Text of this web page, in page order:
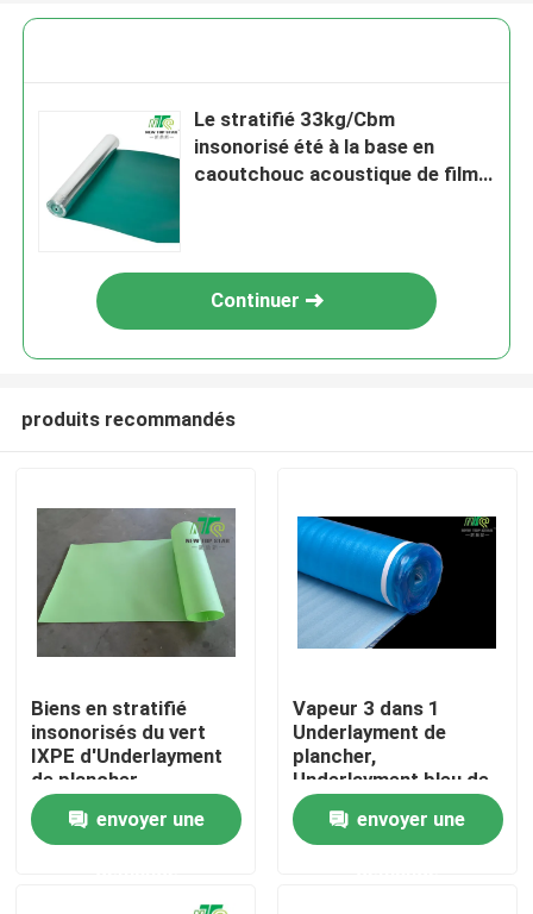
Aperçu
Produits
Le stratifié 33kg/Cbm
insonorisé été à la base en
caoutchouc acoustique de film
Continuer
produits recommandés
Biens en stratifié
insonorisés du vert
IXPE d'Underlayment
de plancher
envoyer une
Vapeur 3 dans 1
Underlayment de
plancher,
Underlayment bleu de
mousse de plancher
de stratifié avec le
chevauchement
envoyer une